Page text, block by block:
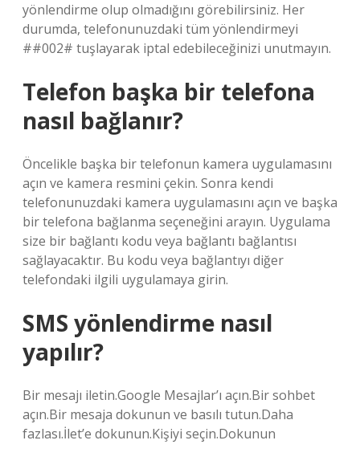
yönlendirme olup olmadığını görebilirsiniz. Her
durumda, telefonunuzdaki tüm yönlendirmeyi
##002# tuşlayarak iptal edebileceğinizi unutmayın.
Telefon başka bir telefona
nasıl bağlanır?
Öncelikle başka bir telefonun kamera uygulamasını
açın ve kamera resmini çekin. Sonra kendi
telefonunuzdaki kamera uygulamasını açın ve başka
bir telefona bağlanma seçeneğini arayın. Uygulama
size bir bağlantı kodu veya bağlantı bağlantısı
sağlayacaktır. Bu kodu veya bağlantıyı diğer
telefondaki ilgili uygulamaya girin.
SMS yönlendirme nasıl
yapılır?
Bir mesajı iletin.Google Mesajlar’ı açın.Bir sohbet
açın.Bir mesaja dokunun ve basılı tutun.Daha
fazlası.İlet’e dokunun.Kişiyi seçin.Dokunun